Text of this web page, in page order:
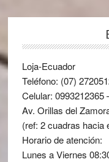
Loja-Ecuador
Teléfono: (07)
Celular: 0993212365
Av. Orillas del
(ref: 2 cuadras hacia
Horario de atención:
Lunes a Viernes